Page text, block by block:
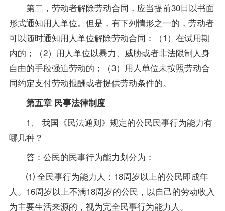
第二，劳动者解除劳动合同，应当提前30日以书面
形式通知用人单位。但是，有下列情形之一的，劳动者
可以随时通知用人单位解除劳动合同：（1）在试用期
内的；（2）用人单位以暴力、威胁或者非法限制人身
自由的手段强迫劳动的；（3）用人单位未按照劳动合
同约定支付劳动报酬或者提供劳动条件的。
第五章 民事法律制度
1、 我国《民法通则》规定的公民民事行为能力有
哪几种？
答：公民的民事行为能力划分为：
⑴ 全民事行为能力人：18周岁以上的公民即成年
人。16周岁以上不满18周岁的公民，以自己的劳动收入
为主要生活来源的，视为完全民事行为能力人。